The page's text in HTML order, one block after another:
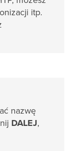
itp.
nazwę
DALEJ,